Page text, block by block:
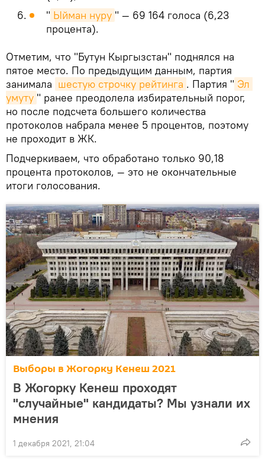
" Ыйман нуру " — 69 164 голоса (6,23
процента).
Отметим, что "Бутун Кыргызстан" поднялся на
пятое место. По предыдущим данным, партия
занимала шестую строчку рейтинга . Партия " Эл
умуту " ранее преодолела избирательный порог,
но после подсчета большего количества
протоколов набрала менее 5 процентов, поэтому
не проходит в ЖК.
Подчеркиваем, что обработано только 90,18
процента протоколов, — это не окончательные
итоги голосования.
Выборы в Жогорку Кенеш 2021
В Жогорку Кенеш проходят
"случайные" кандидаты? Мы узнали их
мнения
1 декабря 2021, 21:04